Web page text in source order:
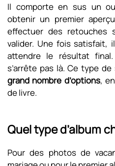
Il comporte en sus un
obtenir un premier
effectuer des retouches
valider. Une fois satisfait,
attendre le résultat
s’arrête pas là. Ce type
grand nombre d’options,
de livre.
Quel type d’album
Pour des photos de